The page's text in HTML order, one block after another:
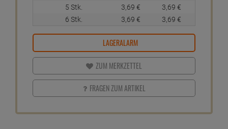
5 Stk.
3, 69 € 3, 69 €
6 Stk.
3, 69 € 3, 69 €
LAGERALARM
ZUM MERKZETTEL
FRAGEN ZUM ARTIKEL